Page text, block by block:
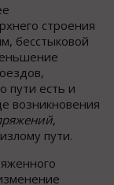
строения
бесстыковой
пути есть и
возникновения
,
пути.